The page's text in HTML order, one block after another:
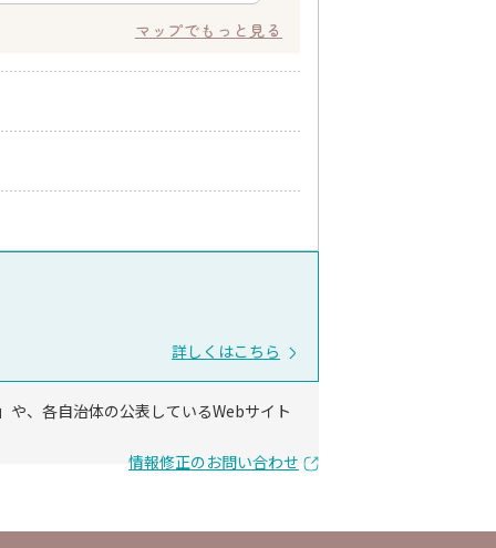
マップでもっと見る
詳しくはこちら
、各自治体の公表しているWebサイト
情報修正のお問い合わせ